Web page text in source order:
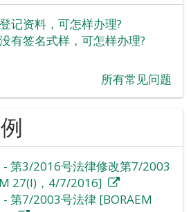
记资料，可怎样办理?
有签名式样，可怎样办理?
所有常见问题
- 第3/2016号法律修改第7/2003
27(I)，4/7/2016]
- 第7/2003号法律 [BORAEM